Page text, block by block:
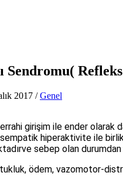
Sendromu(
2017 /Genel
girişim ile ender
hiperaktivite ile
sebep olan
ödem, vazomotor-